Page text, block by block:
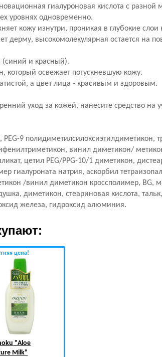
гиалуроновая кислота с разной
уровнях одновременно.
кожу изнутри, проникая в глубокие слои
дерму, высокомолекулярная остается на
(cиний и красный).
который освежает потускневшую кожу.
а цвет лица - красивым и здоровым.
уход за кожей, нанесите средство на
PEG-9 полидиметилсилоксиэтилдиметикон,
винил диметикон/
цетил PEG/PPG-10/1 диметикон,
гиалуроната натрия, аскорбил
/винил диметикон кроссполимер, BG,
диметикон, стеариновая кислота,
железа, гидроксид алюминия.
цена!
"Aloe
Milk"